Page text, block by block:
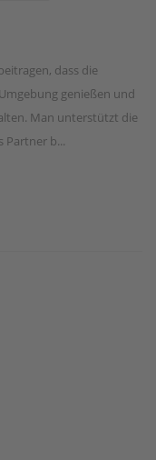
dass die
genießen und
Man unterstützt die
Partner b...